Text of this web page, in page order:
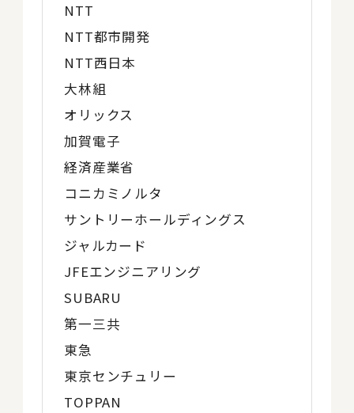
NTT
NTT都市開発
NTT西日本
大林組
オリックス
加賀電子
経済産業省
コニカミノルタ
サントリーホールディングス
ジャルカード
JFEエンジニアリング
SUBARU
第一三共
東急
東京センチュリー
TOPPAN